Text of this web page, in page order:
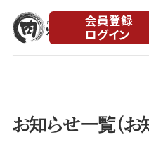
会員登録
ログイン
お知らせ一覧（お